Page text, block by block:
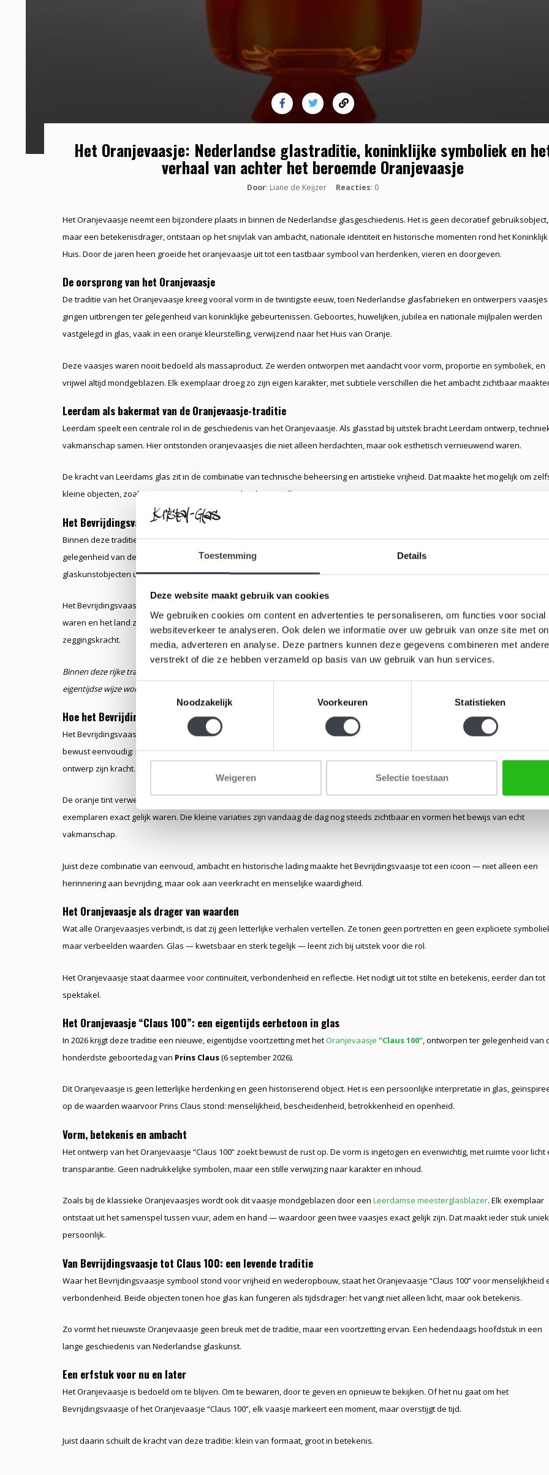
Toestemming Details
Deze website maakt gebruik van cookies
We gebruiken cookies om content en advertenties te personaliseren, om functies voor
websiteverkeer te analyseren. Ook delen we informatie over uw gebruik van onze site met
media, adverteren en analyse. Deze partners kunnen deze gegevens combineren met
verstrekt of die ze hebben verzameld op basis van uw gebruik van hun services.
Toestemmingsselectie
Noodzakelijk
Voorkeuren Statistieken
Weigeren Selectie toestaan
Het Oranjevaasje: Nederlandse glastraditie, koninklijke symboliek en
verhaal van achter het beroemde Oranjevaasje
Door: Liane de Keijzer Reacties: 0
Het Oranjevaasje neemt een bijzondere plaats in binnen de Nederlandse glasgeschiedenis. Het is geen decoratief gebruiksobject,
maar een betekenisdrager, ontstaan op het snijvlak van ambacht, nationale identiteit en historische momenten rond het Koninklijk
Huis. Door de jaren heen groeide het oranjevaasje uit tot een tastbaar symbool van herdenken, vieren en doorgeven.
De oorsprong van het Oranjevaasje
De traditie van het Oranjevaasje kreeg vooral vorm in de twintigste eeuw, toen Nederlandse glasfabrieken en ontwerpers vaasjes
gingen uitbrengen ter gelegenheid van koninklijke gebeurtenissen. Geboortes, huwelijken, jubilea en nationale mijlpalen werden
vastgelegd in glas, vaak in een oranje kleurstelling, verwijzend naar het Huis van Oranje.
Deze vaasjes waren nooit bedoeld als massaproduct. Ze werden ontworpen met aandacht voor vorm, proportie en symboliek, en
vrijwel altijd mondgeblazen. Elk exemplaar droeg zo zijn eigen karakter, met subtiele verschillen die het ambacht zichtbaar
Leerdam als bakermat van de Oranjevaasje-traditie
Leerdam speelt een centrale rol in de geschiedenis van het Oranjevaasje. Als glasstad bij uitstek bracht Leerdam ontwerp,
vakmanschap samen. Hier ontstonden oranjevaasjes die niet alleen herdachten, maar ook esthetisch vernieuwend waren.
De kracht van Leerdams glas zit in de combinatie van technische beheersing en artistieke vrijheid. Dat maakte het mogelijk om
kleine objecten, zoals een vaasje, een groot verhaal te vertellen.
Het Bevrijdingsvaasje: een icoon in glas
Binnen deze traditie neemt hetBevrijdingsvaasjeeen uitzonderlijke plaats in. Dit beroemde oranjevaasje werd uitgegeven ter
gelegenheid van de bevrijding van Nederland na de Tweede Wereldoorlog en groeide uit tot een van de meest herkenbare
glaskunstobjecten uit de Nederlandse geschiedenis.
Het Bevrijdingsvaasje staat symbool voor vrijheid, herstel en hoop. In een periode van wederopbouw, waarin materialen schaars
waren en het land zich opnieuw moest uitvinden, werd glas ingezet als drager van betekenis. Klein van formaat, maar groots in
zeggingskracht.
Binnen deze rijke traditie nemen ook onze hedendaagse
eigentijdse wijze worden voortgezet.
Hoe het Bevrijdingsvaasje werd gemaakt
Het Bevrijdingsvaasje werd mondgeblazen door ervaren glasblazers, vaak onder sobere omstandigheden. De vormgeving was
bewust eenvoudig: ingetogen, evenwichtig en helder. Geen overdaad, geen decoratie die afleidde — juist de eenvoud gaf het
ontwerp zijn kracht.
De oranje tint verwees subtiel naar nationale verbondenheid. Elk vaasje werd met de hand gevormd, waardoor geen twee
exemplaren exact gelijk waren. Die kleine variaties zijn vandaag de dag nog steeds zichtbaar en vormen het bewijs van echt
vakmanschap.
Juist deze combinatie van eenvoud, ambacht en historische lading maakte het Bevrijdingsvaasje tot een icoon — niet alleen een
herinnering aan bevrijding, maar ook aan veerkracht en menselijke waardigheid.
Het Oranjevaasje als drager van waarden
Wat alle Oranjevaasjes verbindt, is dat zij geen letterlijke verhalen vertellen. Ze tonen geen portretten en geen expliciete
maar verbeelden waarden. Glas — kwetsbaar en sterk tegelijk — leent zich bij uitstek voor die rol.
Het Oranjevaasje staat daarmee voor continuïteit, verbondenheid en reflectie. Het nodigt uit tot stilte en betekenis, eerder dan tot
spektakel.
Het Oranjevaasje “Claus 100”: een eigentijds eerbetoon in glas
In 2026 krijgt deze traditie een nieuwe, eigentijdse voortzetting met hetOranjevaasje “Claus 100”, ontworpen ter gelegenheid van
honderdste geboortedag van Prins Claus(6 september 2026).
Dit Oranjevaasje is geen letterlijke herdenking en geen historiserend object. Het is een persoonlijke interpretatie in glas,
op de waarden waarvoor Prins Claus stond: menselijkheid, bescheidenheid, betrokkenheid en openheid.
Vorm, betekenis en ambacht
Het ontwerp van het Oranjevaasje “Claus 100” zoekt bewust de rust op. De vorm is ingetogen en evenwichtig, met ruimte voor licht
transparantie. Geen nadrukkelijke symbolen, maar een stille verwijzing naar karakter en inhoud.
Zoals bij de klassieke Oranjevaasjes wordt ook dit vaasje mondgeblazen door een Leerdamse meesterglasblazer. Elk exemplaar
ontstaat uit het samenspel tussen vuur, adem en hand — waardoor geen twee vaasjes exact gelijk zijn. Dat maakt ieder stuk
persoonlijk.
Van Bevrijdingsvaasje tot Claus 100: een levende traditie
Waar het Bevrijdingsvaasje symbool stond voor vrijheid en wederopbouw, staat het Oranjevaasje “Claus 100” voor menselijkheid
verbondenheid. Beide objecten tonen hoe glas kan fungeren als tijdsdrager: het vangt niet alleen licht, maar ook betekenis.
Zo vormt het nieuwste Oranjevaasje geen breuk met de traditie, maar een voortzetting ervan. Een hedendaags hoofdstuk in een
lange geschiedenis van Nederlandse glaskunst.
Een erfstuk voor nu en later
Het Oranjevaasje is bedoeld om te blijven. Om te bewaren, door te geven en opnieuw te bekijken. Of het nu gaat om het
Bevrijdingsvaasje of het Oranjevaasje “Claus 100”, elk vaasje markeert een moment, maar overstijgt de tijd.
Juist daarin schuilt de kracht van deze traditie: klein van formaat, groot in betekenis.